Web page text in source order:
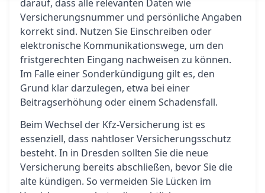
darauf, dass alle relevanten Daten wie
Versicherungsnummer und persönliche Angaben
korrekt sind. Nutzen Sie Einschreiben oder
elektronische Kommunikationswege, um den
fristgerechten Eingang nachweisen zu können.
Im Falle einer Sonderkündigung gilt es, den
Grund klar darzulegen, etwa bei einer
Beitragserhöhung oder einem Schadensfall.
Beim Wechsel der Kfz-Versicherung ist es
essenziell, dass nahtloser Versicherungsschutz
besteht. In in Dresden sollten Sie die neue
Versicherung bereits abschließen, bevor Sie die
alte kündigen. So vermeiden Sie Lücken im